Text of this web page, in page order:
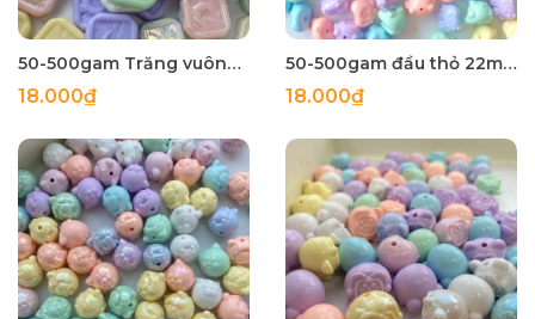
50-500gam Trăng vuông 23mm,hạt charm holo bóng đẹp có lỗ xỏ
18.000₫
50-500gam đầu thỏ 22mm,hạt charm holo bóng đẹp có lỗ xỏ
18.000₫